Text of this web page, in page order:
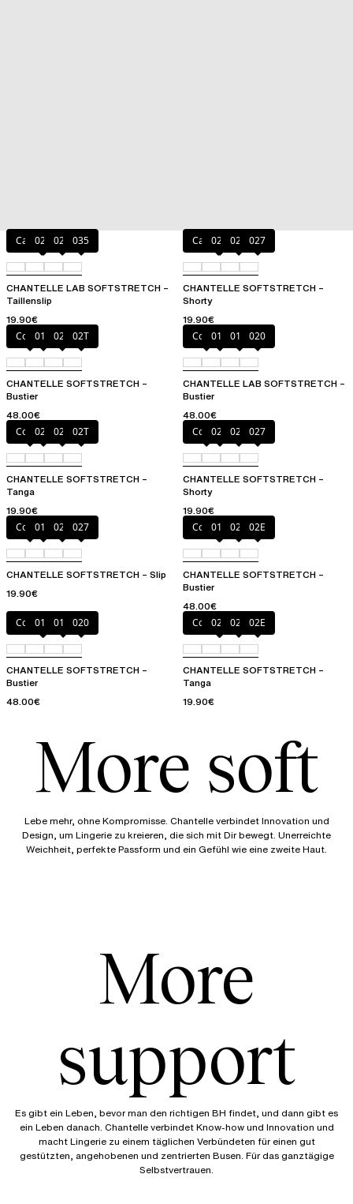
More soft
Lebe mehr, ohne Kompromisse. Chantelle verbindet Innovation und
Design, um Lingerie zu kreieren, die sich mit Dir bewegt. Unerreichte
Weichheit, perfekte Passform und ein Gefühl wie eine zweite Haut.
More
support
Es gibt ein Leben, bevor man den richtigen BH findet, und dann gibt es
ein Leben danach. Chantelle verbindet Know-how und Innovation und
macht Lingerie zu einem täglichen Verbündeten für einen gut
gestützten, angehobenen und zentrierten Busen. Für das ganztägige
Selbstvertrauen.
Cappuccino
020 023 035
CHANTELLE LAB SOFTSTRETCH –
Taillenslip
19.90€
Cappuccino
020 023 027
CHANTELLE SOFTSTRETCH –
Shorty
19.90€
Cocoa
011 023 02T
CHANTELLE SOFTSTRETCH –
Bustier
48.00€
Cocoa
011 01N 020
CHANTELLE LAB SOFTSTRETCH –
Bustier
48.00€
Cocoa
020 023 02T
CHANTELLE SOFTSTRETCH –
Tanga
19.90€
Cocoa
020 023 027
CHANTELLE SOFTSTRETCH –
Shorty
19.90€
Cocoa
011 020 027
CHANTELLE SOFTSTRETCH – Slip
19.90€
Coffee Latte
011 023 02E
CHANTELLE SOFTSTRETCH –
Bustier
48.00€
Coffee Latte
011 01N 020
CHANTELLE SOFTSTRETCH –
Bustier
48.00€
Coffee Latte
020 023 02E
CHANTELLE SOFTSTRETCH –
Tanga
19.90€